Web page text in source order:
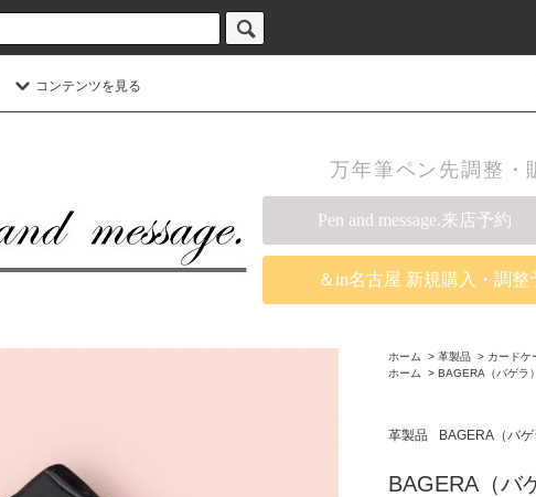
コンテンツを見る
万年筆ペン先調整
Pen and message.来店予約
＆in名古屋 新規購入・調整
ホーム > 革製品 > カードケ
ホーム
> BAGERA（バゲラ
革製品 BAGERA（バ
BAGERA（